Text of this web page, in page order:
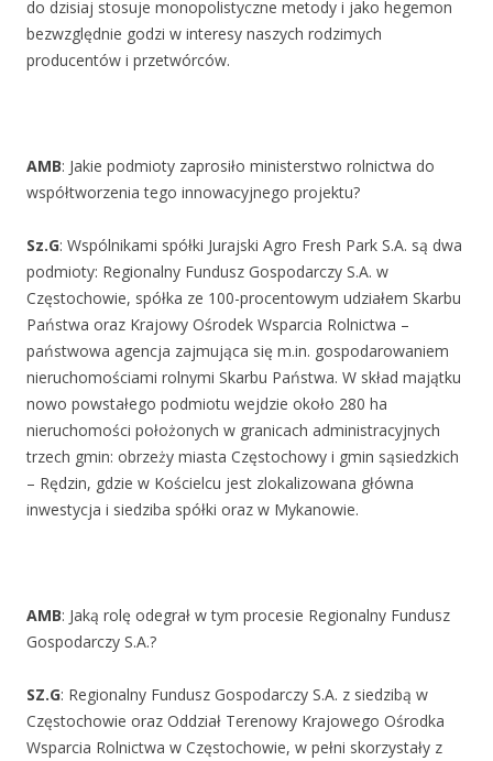
do dzisiaj stosuje monopolistyczne metody i jako hegemon
bezwzględnie godzi w interesy naszych rodzimych
producentów i przetwórców.
AMB: Jakie podmioty zaprosiło ministerstwo rolnictwa do
współtworzenia tego innowacyjnego projektu?
Sz.G: Wspólnikami spółki Jurajski Agro Fresh Park S.A. są dwa
podmioty: Regionalny Fundusz Gospodarczy S.A. w
Częstochowie, spółka ze 100-procentowym udziałem Skarbu
Państwa oraz Krajowy Ośrodek Wsparcia Rolnictwa –
państwowa agencja zajmująca się m.in. gospodarowaniem
nieruchomościami rolnymi Skarbu Państwa. W skład majątku
nowo powstałego podmiotu wejdzie około 280 ha
nieruchomości położonych w granicach administracyjnych
trzech gmin: obrzeży miasta Częstochowy i gmin sąsiedzkich
– Rędzin, gdzie w Kościelcu jest zlokalizowana główna
inwestycja i siedziba spółki oraz w Mykanowie.
AMB: Jaką rolę odegrał w tym procesie Regionalny Fundusz
Gospodarczy S.A.?
SZ.G: Regionalny Fundusz Gospodarczy S.A. z siedzibą w
Częstochowie oraz Oddział Terenowy Krajowego Ośrodka
Wsparcia Rolnictwa w Częstochowie, w pełni skorzystały z